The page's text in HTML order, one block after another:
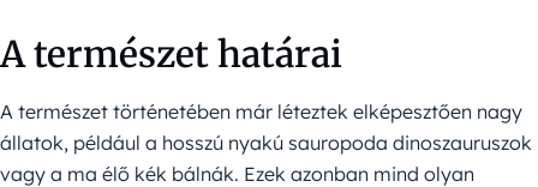
A természet határai
A természet történetében már léteztek elképesztően nagy
állatok, például a hosszú nyakú sauropoda dinoszauruszok
vagy a ma élő kék bálnák. Ezek azonban mind olyan